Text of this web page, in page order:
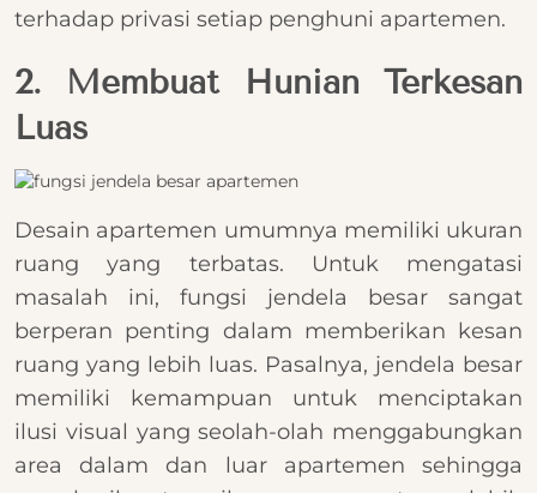
terhadap privasi setiap penghuni apartemen.
2. Membuat Hunian Terkesan
Luas
Desain apartemen umumnya memiliki ukuran
ruang yang terbatas. Untuk mengatasi
masalah ini, fungsi jendela besar sangat
berperan penting dalam memberikan kesan
ruang yang lebih luas. Pasalnya, jendela besar
memiliki kemampuan untuk menciptakan
ilusi visual yang seolah-olah menggabungkan
area dalam dan luar apartemen sehingga